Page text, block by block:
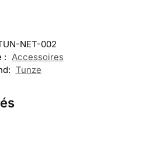
NET-002
: Accessoires
Tunze